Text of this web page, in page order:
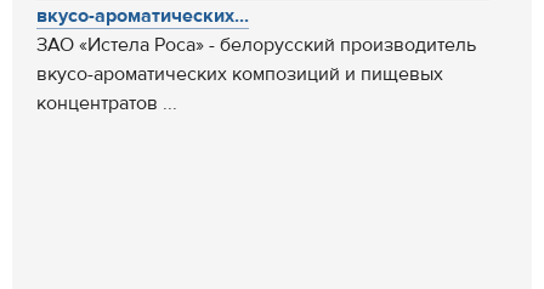
вкусо-ароматических...
ЗАО «Истела Роса» - белорусский производитель
вкусо-ароматических композиций и пищевых
концентратов ...